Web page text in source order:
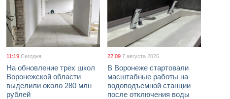
11:19 Сегодня
На обновление трех школ
Воронежской области
выделили около 280 млн
рублей
22:09 7 августа 2026
В Воронеже стартовали
масштабные работы на
водоподъемной станции
после отключения воды